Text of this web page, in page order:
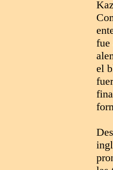
fue
el